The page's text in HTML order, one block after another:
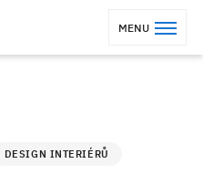
MENU
DESIGN INTERIÉRŮ